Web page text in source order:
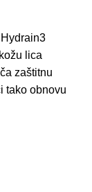
lica
zaštitnu
tako obnovu